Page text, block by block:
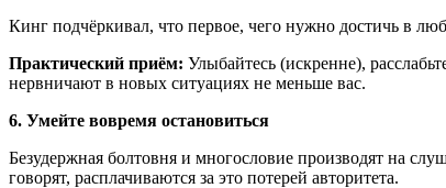
Кинг подчёркивал, что первое, чего нужно достичь в
Практический приём: Улыбайтесь (искренне),
нервничают в новых ситуациях не меньше вас.
6. Умейте вовремя остановиться
Безудержная болтовня и многословие производят на
говорят, расплачиваются за это потерей авторитета.